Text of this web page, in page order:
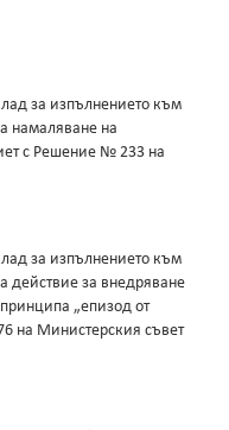
за изпълнението към
намаляване на
с Решение № 233 на
за изпълнението към
действие за внедряване
„епизод от
на Министерския съвет